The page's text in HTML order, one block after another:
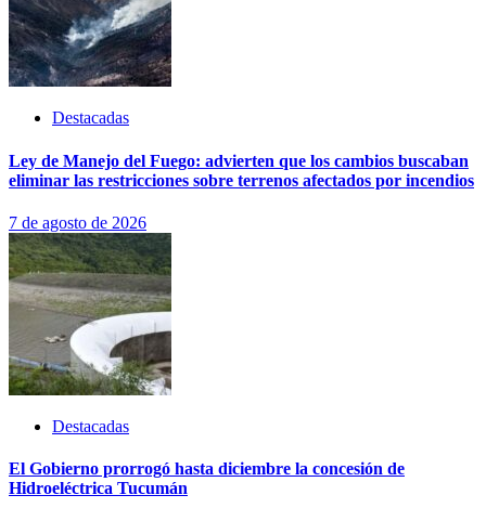
Destacadas
Ley de Manejo del Fuego: advierten que los cambios buscaban
eliminar las restricciones sobre terrenos afectados por incendios
7 de agosto de 2026
Destacadas
El Gobierno prorrogó hasta diciembre la concesión de
Hidroeléctrica Tucumán